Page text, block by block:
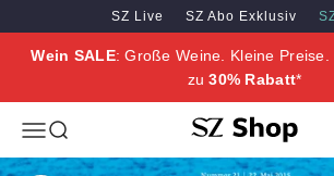
Zum Inhalt springen
Zum Hauptinhalt springen
SZ Live SZ Abo Exklusiv
Wein SALE: Große Weine. Kleine
zu30% Rabatt*
MenüSuche SZ Erleben